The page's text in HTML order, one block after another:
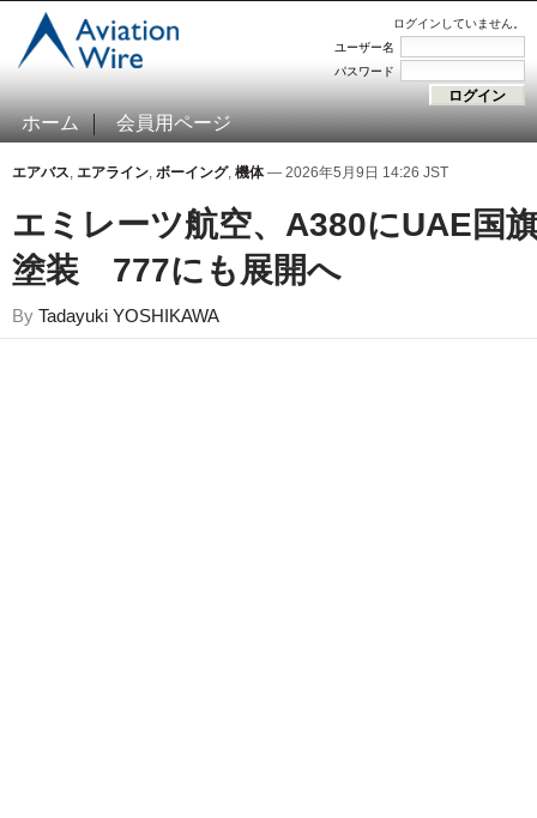
ログインしていません。
ユーザー名
パスワード
ホーム 会員用ページ
エアバス, エアライン, ボーイング, 機体— 2026年5月9日 14:26 JST
エミレーツ航空、A380にUAE国
塗装 777にも展開へ
By Tadayuki YOSHIKAWA